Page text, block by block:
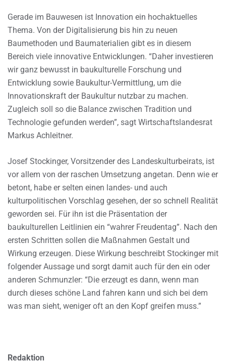
Gerade im Bauwesen ist Innovation ein hochaktuelles
Thema. Von der Digitalisierung bis hin zu neuen
Baumethoden und Baumaterialien gibt es in diesem
Bereich viele innovative Entwicklungen. “Daher investieren
wir ganz bewusst in baukulturelle Forschung und
Entwicklung sowie Baukultur-Vermittlung, um die
Innovationskraft der Baukultur nutzbar zu machen.
Zugleich soll so die Balance zwischen Tradition und
Technologie gefunden werden”, sagt Wirtschaftslandesrat
Markus Achleitner.
Josef Stockinger, Vorsitzender des Landeskulturbeirats, ist
vor allem von der raschen Umsetzung angetan. Denn wie er
betont, habe er selten einen landes- und auch
kulturpolitischen Vorschlag gesehen, der so schnell Realität
geworden sei. Für ihn ist die Präsentation der
baukulturellen Leitlinien ein “wahrer Freudentag”. Nach den
ersten Schritten sollen die Maßnahmen Gestalt und
Wirkung erzeugen. Diese Wirkung beschreibt Stockinger mit
folgender Aussage und sorgt damit auch für den ein oder
anderen Schmunzler: “Die erzeugt es dann, wenn man
durch dieses schöne Land fahren kann und sich bei dem
was man sieht, weniger oft an den Kopf greifen muss.”
Redaktion